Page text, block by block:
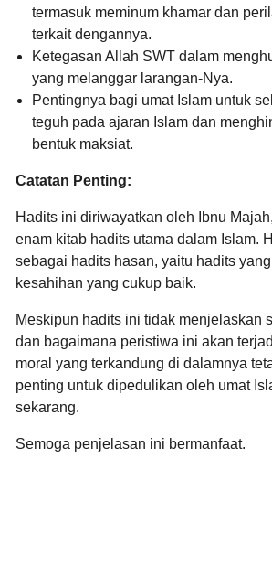
termasuk meminum khamar dan
terkait dengannya.
Ketegasan Allah SWT dalam
yang melanggar larangan-Nya.
Pentingnya bagi umat Islam untuk
teguh pada ajaran Islam dan
bentuk maksiat.
Catatan Penting:
Hadits ini diriwayatkan oleh Ibnu Majah,
enam kitab hadits utama dalam Islam.
sebagai hadits hasan, yaitu hadits
kesahihan yang cukup baik.
Meskipun hadits ini tidak menjelaskan
dan bagaimana peristiwa ini akan
moral yang terkandung di dalamnya
penting untuk dipedulikan oleh umat
sekarang.
Semoga penjelasan ini bermanfaat.